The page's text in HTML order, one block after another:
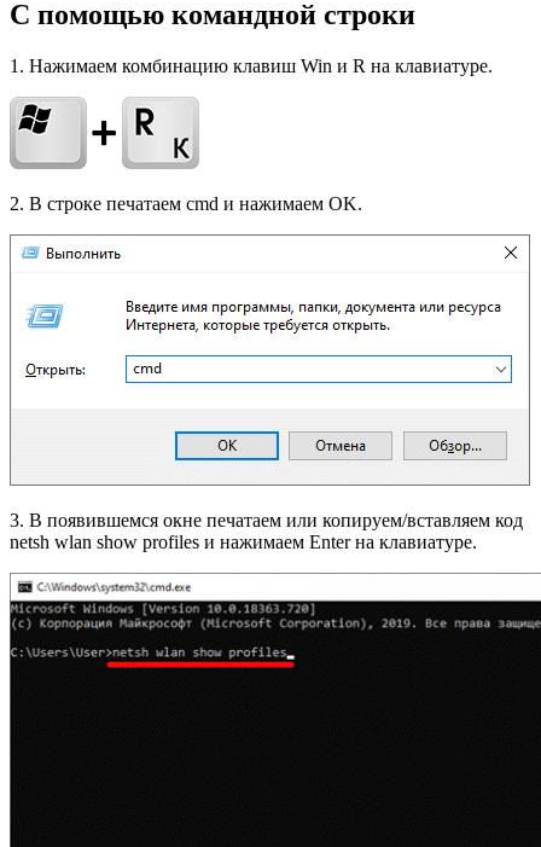
С помощью командной строки
1. Нажимаем комбинацию клавиш Win и R на клавиатуре.
2. В строке печатаем cmd и нажимаем OK.
3. В появившемся окне печатаем или копируем/вставляем код
netsh wlan show profiles и нажимаем Enter на клавиатуре.